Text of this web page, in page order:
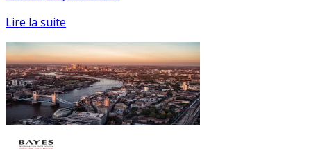
Lire la suite